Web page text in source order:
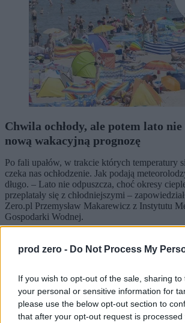
prod zero - Do Not Process My
If you wish to opt-out of the sale, sharing
your personal or sensitive information for
please use the below opt-out section to
that after your opt-out request is
Chwila ochłody, ale potem lato
nową wakacyjną prognozę
Po fali upałów, w trakcie których temperatury
czeka nas ochłodzenie. Jak podają
długo. – Lato nie odpuszcza, choć okresy
przeplatały się z chłodniejszymi –
Zero.pl Przemysław Makarewicz z Instytutu
Gospodarki Wodnej.
Wczoraj 19:12
4 min
Reklama
Reklama